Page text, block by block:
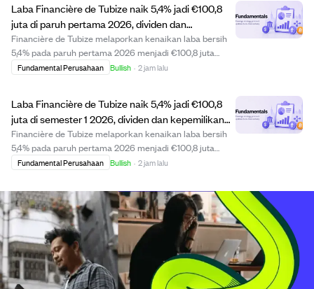
Laba Financière de Tubize naik 5,4% jadi €100,8
juta di paruh pertama 2026, dividen dan
kepemilikan UCB naik tipis.
Financière de Tubize melaporkan kenaikan laba bersih
5,4% pada paruh pertama 2026 menjadi €100,8 juta
dibandingkan €95,6 juta pada 2025. Perusahaan
Fundamental Perusahaan Bullish · 2 jam lalu
Laba Financière de Tubize naik 5,4% jadi €100,8
juta di semester 1 2026, dividen dan kepemilikan
UCB naik.
Financière de Tubize melaporkan kenaikan laba bersih
5,4% pada paruh pertama 2026 menjadi €100,8 juta
dibandingkan €95,6 juta tahun 2025. Perusahaan
membagikan dividen €48,1 juta kepada pemegang s...
Fundamental Perusahaan Bullish · 2 jam lalu